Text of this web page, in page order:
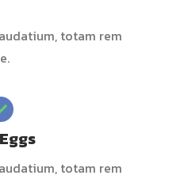
totam rem
totam rem